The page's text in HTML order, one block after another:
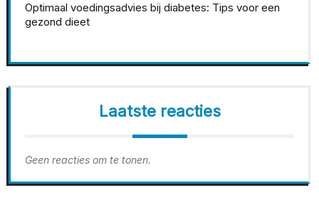
Optimaal voedingsadvies bij diabetes: Tips voor een
gezond dieet
Laatste reacties
Geen reacties om te tonen.